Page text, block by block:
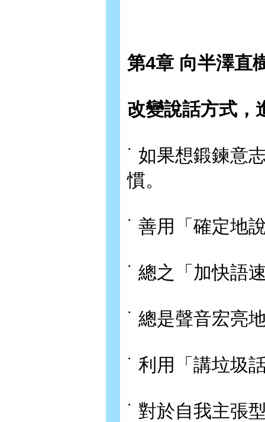
第4章 向半澤直
改變說話方式，
˙ 如果想鍛鍊意
慣。
˙ 善用「確定地
˙ 總之「加快語
˙ 總是聲音宏亮
˙ 利用「講垃圾
˙ 對於自我主張